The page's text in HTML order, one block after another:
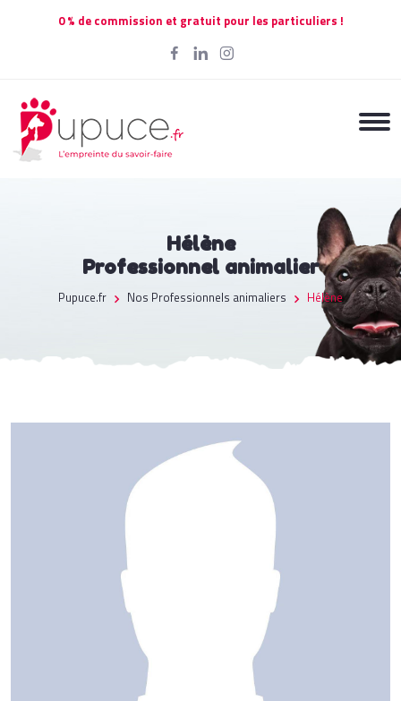
0 % de commission et gratuit pour les particuliers !
Hélène
Professionnel animalier
Pupuce.fr Nos Professionnels animaliers Hélène